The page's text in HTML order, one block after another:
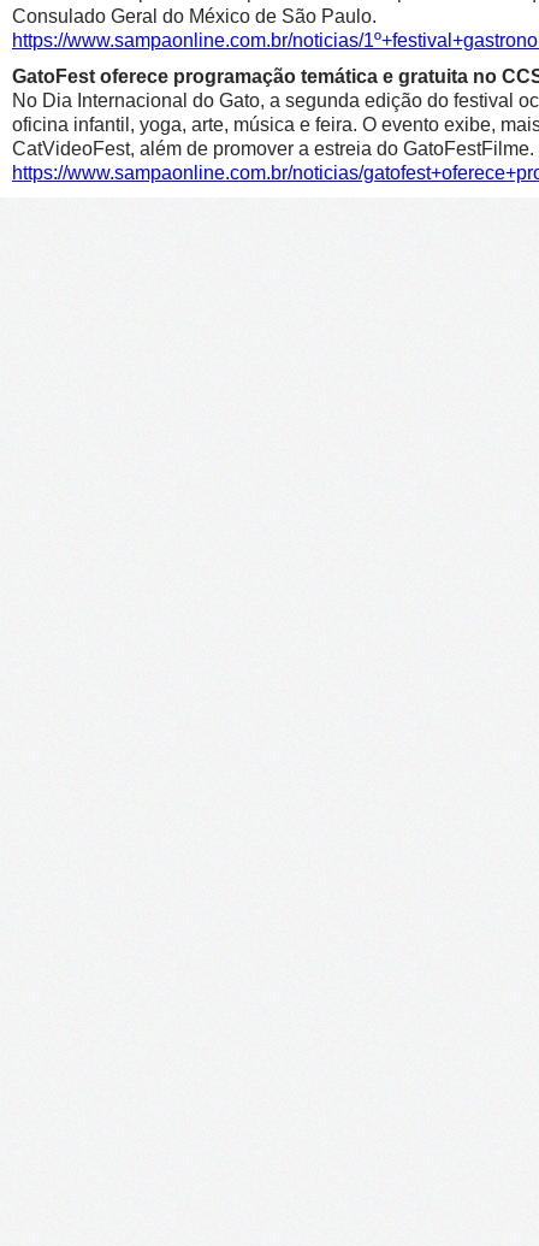
Consulado Geral do México de São Paulo.
https://www.sampaonline.com.br/noticias/
GatoFest oferece programação temática e gratuita no
No Dia Internacional do Gato, a segunda edição do festival
oficina infantil, yoga, arte, música e feira. O evento exibe,
CatVideoFest, além de promover a estreia do GatoFestFilme.
https://www.sampaonline.com.br/noticias/